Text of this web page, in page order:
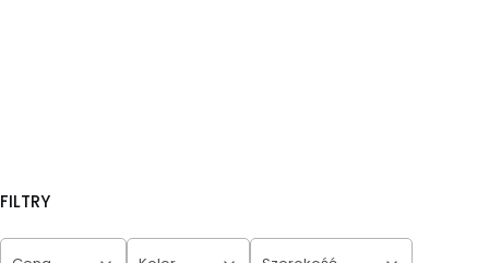
FILTRY